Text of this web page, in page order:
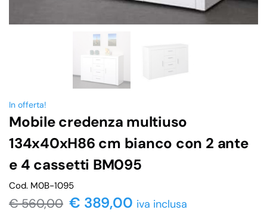
In offerta!
Mobile credenza multiuso
134x40xH86 cm bianco con 2 ante
e 4 cassetti BM095
Cod. M0B-1095
€560,00 € 389,00 iva inclusa